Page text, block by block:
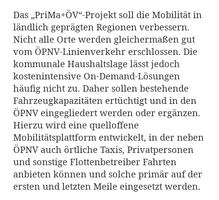
Das „PriMa+ÖV“-Projekt soll die Mobilität in
ländlich geprägten Regionen verbessern.
Nicht alle Orte werden gleichermaßen gut
vom ÖPNV-Linienverkehr erschlossen. Die
kommunale Haushaltslage lässt jedoch
kostenintensive On-Demand-Lösungen
häufig nicht zu. Daher sollen bestehende
Fahrzeugkapazitäten ertüchtigt und in den
ÖPNV eingegliedert werden oder ergänzen.
Hierzu wird eine quelloffene
Mobilitätsplattform entwickelt, in der neben
ÖPNV auch örtliche Taxis, Privatpersonen
und sonstige Flottenbetreiber Fahrten
anbieten können und solche primär auf der
ersten und letzten Meile eingesetzt werden.